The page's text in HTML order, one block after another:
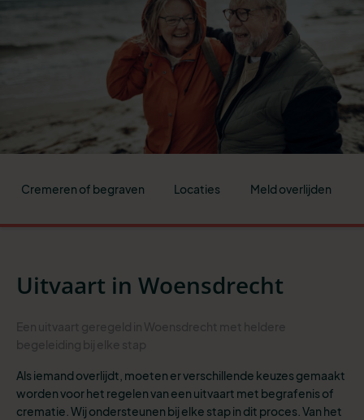
Cremeren of begraven Locaties Meld overlijden
Uitvaart in Woensdrecht
Als iemand overlijdt, moeten er verschillende keuzes gemaakt
worden voor het regelen van een uitvaart met begrafenis of
crematie. Wij ondersteunen bij elke stap in dit proces. Van het